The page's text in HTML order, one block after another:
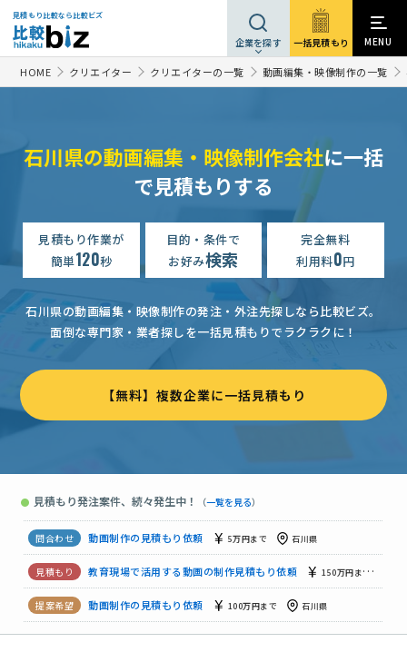
見積もり比較なら比較ビズ
企業を探す 一括見積もり MENU
HOME クリエイター クリエイターの一覧 動画編集・映像制作の一覧
石川県の動画編集・映像制作会社に一括
で見積もりする
見積もり作業が
簡単120秒
目的・条件で
お好み検索
完全無料
利用料0円
石川県の動画編集・映像制作の発注・外注先探しなら比較ビズ。
面倒な専門家・業者探しを一括見積もりでラクラクに！
【無料】複数企業に一括見積もり
● 見積もり発注案件、続々発生中！ （一覧を見る）
動画制作の見積もり依頼 5万円まで 石川県
動画制作の見積もり依頼 石川県
教育現場で活用する動画の制作見積もり依頼 150万円まで
動画制作の見積もり依頼 100万円まで 石川県
施工現場での商品販促動画撮影依頼 予算上限なし
【社内での自部署のPR動画を作成したい】動画制作の見積もり依頼
動画制作の見積もり依頼 7万円まで 石川県
動画制作の見積もり依頼 50万円まで 石川県
動画制作の見積もり依頼 150万円まで 石川県
動画制作の見積もり依頼 5万円まで
動画制作の見積もり依頼 5万円まで 石川県
教育現場で活用する動画の制作見積もり依頼 150万円まで
動画制作の見積もり依頼 100万円まで 石川県
施工現場での商品販促動画撮影依頼